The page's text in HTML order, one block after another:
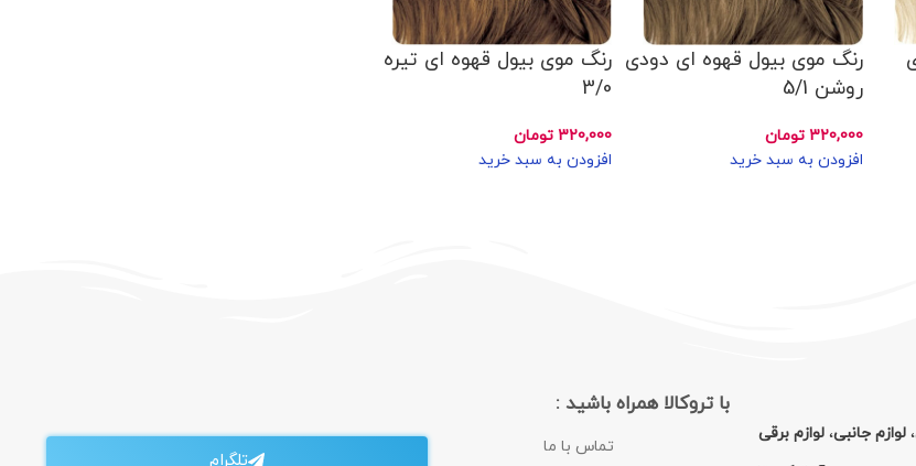
رنگ موی بیول قهوه ای دودی
روشن 5/1
320,000 تومان
افزودن به سبد خرید
رنگ موی بیول قهوه ای تیره
3/0
320,000 تومان
افزودن به سبد خرید
، لوازم جانبی، لوازم برقی
با تروکالا همراه باشید :
تماس با ما